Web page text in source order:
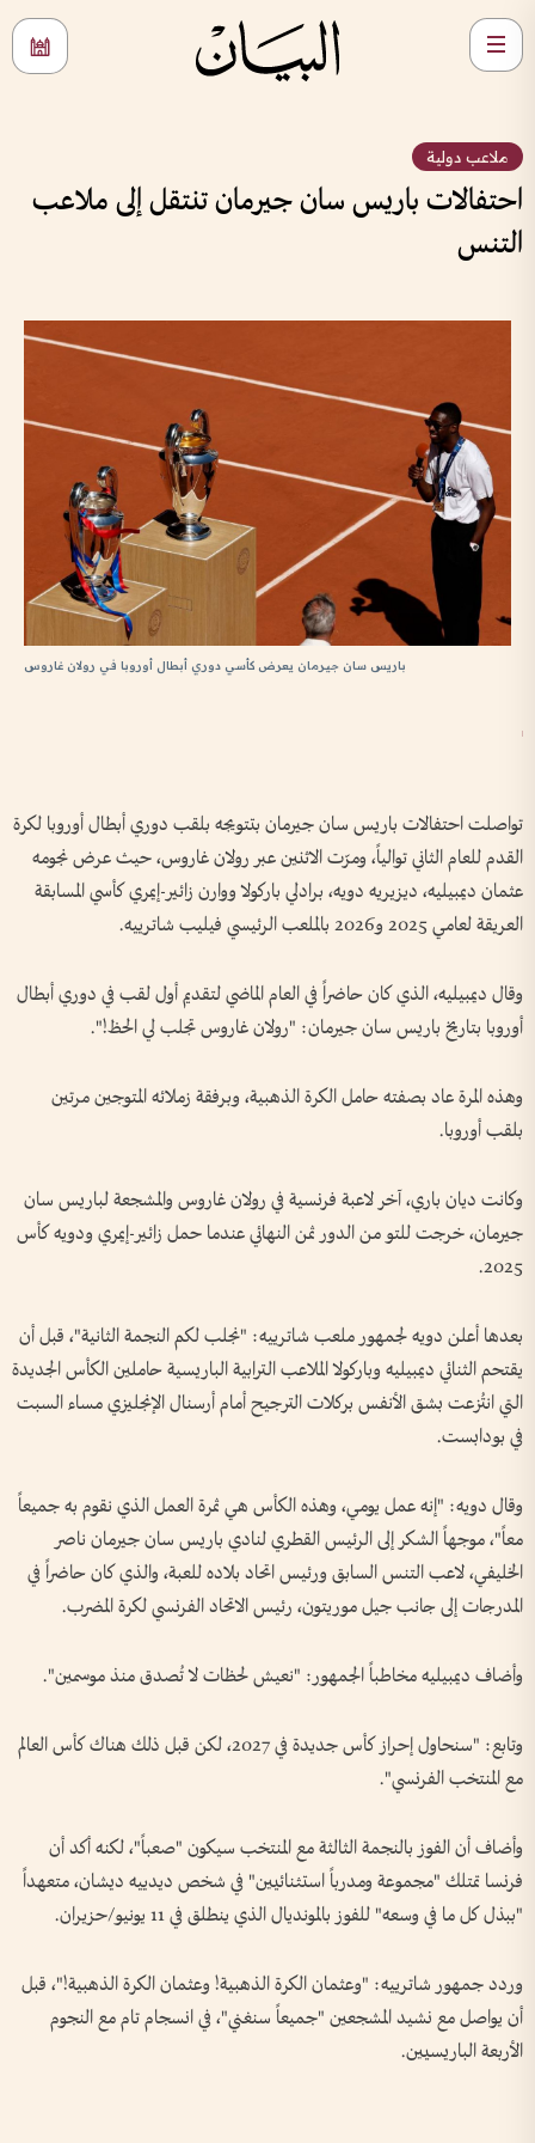
ملاعب دولية
احتفالات باريس سان جيرمان تنتقل إلى ملاعب
التنس
باريس سان جيرمان يعرض كأسي دوري أبطال أوروبا في رولان غاروس
تواصلت احتفالات باريس سان جيرمان بتتويجه بلقب دوري أبطال أوروبا لكرة
القدم للعام الثاني توالياً، ومرّت الاثنين عبر رولان غاروس، حيث عرض نجومه
عثمان ديمبيليه، ديزيريه دويه، برادلي باركولا ووارن زائير-إيمري كأسي المسابقة
العريقة لعامي 2025 و2026 بالملعب الرئيسي فيليب شاترييه.
وقال ديمبيليه، الذي كان حاضراً في العام الماضي لتقديم أول لقب في دوري أبطال
أوروبا بتاريخ باريس سان جيرمان: "رولان غاروس تجلب لي الحظ!".
وهذه المرة عاد بصفته حامل الكرة الذهبية، وبرفقة زملائه المتوجين مرتين
بلقب أوروبا.
وكانت ديان باري، آخر لاعبة فرنسية في رولان غاروس والمشجعة لباريس سان
جيرمان، خرجت للتو من الدور ثمن النهائي عندما حمل زائير-إيمري ودويه كأس
2025.
بعدها أعلن دويه لجمهور ملعب شاترييه: "نجلب لكم النجمة الثانية"، قبل أن
يقتحم الثنائي ديمبيليه وباركولا الملاعب الترابية الباريسية حاملين الكأس الجديدة
التي انتُزعت بشق الأنفس بركلات الترجيح أمام أرسنال الإنجليزي مساء السبت
في بودابست.
وقال دويه: "إنه عمل يومي، وهذه الكأس هي ثمرة العمل الذي نقوم به جميعاً
معاً"، موجهاً الشكر إلى الرئيس القطري لنادي باريس سان جيرمان ناصر
الخليفي، لاعب التنس السابق ورئيس اتحاد بلاده للعبة، والذي كان حاضراً في
المدرجات إلى جانب جيل موريتون، رئيس الاتحاد الفرنسي لكرة المضرب.
وأضاف ديمبيليه مخاطباً الجمهور: "نعيش لحظات لا تُصدق منذ موسمين".
وتابع: "سنحاول إحراز كأس جديدة في 2027، لكن قبل ذلك هناك كأس العالم
مع المنتخب الفرنسي".
وأضاف أن الفوز بالنجمة الثالثة مع المنتخب سيكون "صعباً"، لكنه أكد أن
فرنسا تمتلك "مجموعة ومدرباً استثنائيين" في شخص ديدييه ديشان، متعهداً
"ببذل كل ما في وسعه" للفوز بالمونديال الذي ينطلق في 11 يونيو/حزيران.
وردد جمهور شاترييه: "وعثمان الكرة الذهبية! وعثمان الكرة الذهبية!"، قبل
أن يواصل مع نشيد المشجعين "جميعاً سنغني"، في انسجام تام مع النجوم
الأربعة الباريسيين.